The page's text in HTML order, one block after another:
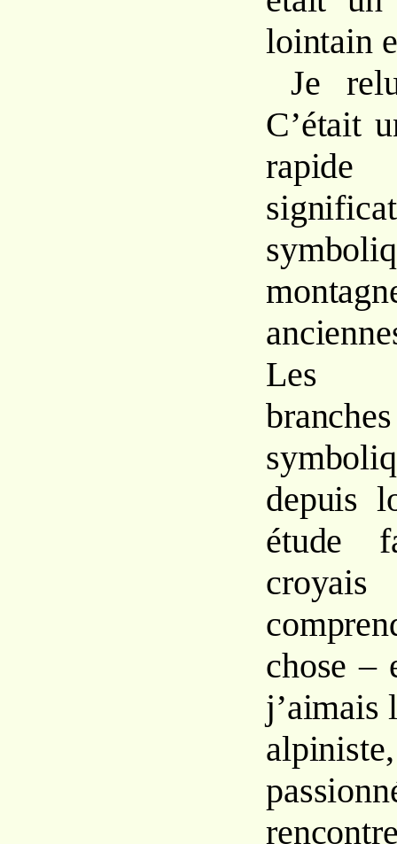
lointain
Je
C’était
Les
depuis
étude
chose –
j’aimais
alpiniste,